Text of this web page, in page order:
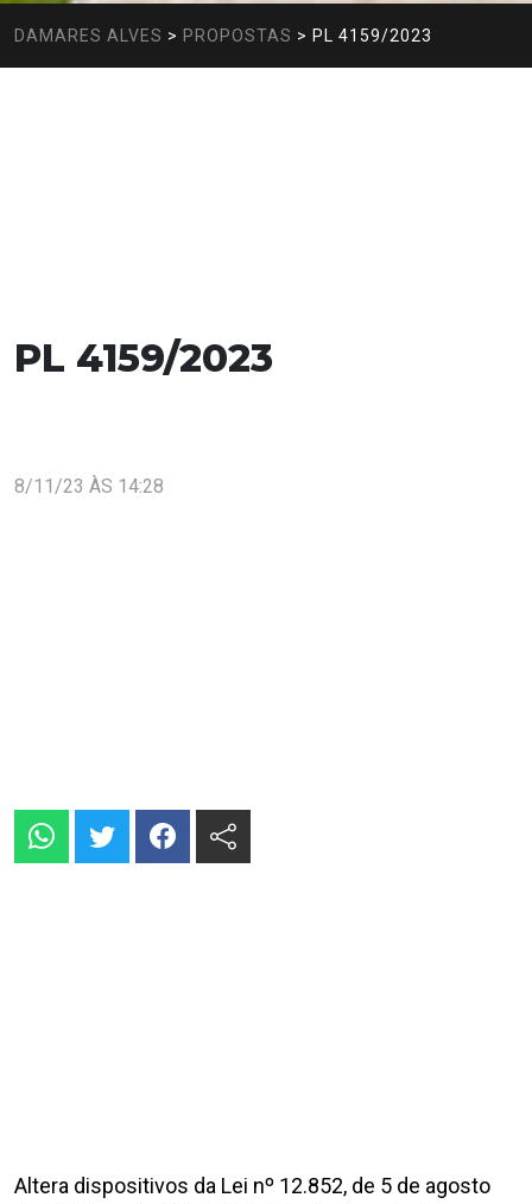
DAMARES ALVES > PROPOSTAS > PL 4159/2023
PL 4159/2023
8/11/23 ÀS 14:28
Altera dispositivos da Lei nº 12.852, de 5 de agosto